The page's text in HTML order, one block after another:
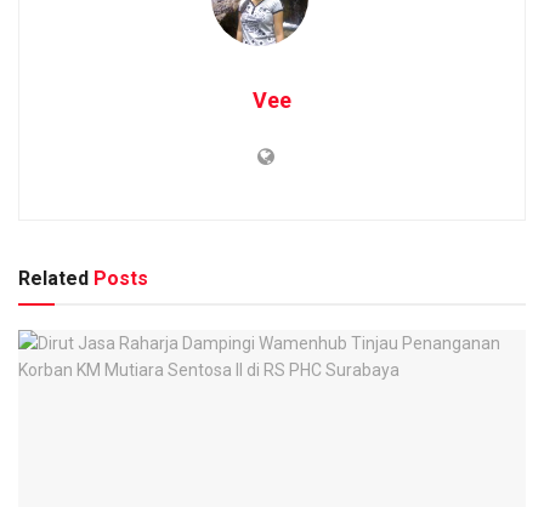
Vee
Related Posts